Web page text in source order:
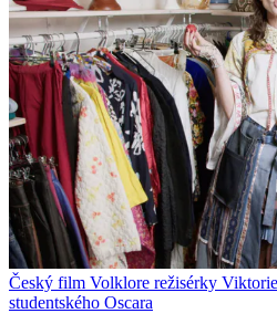
Český film Volklore režisérky
studentského Oscara